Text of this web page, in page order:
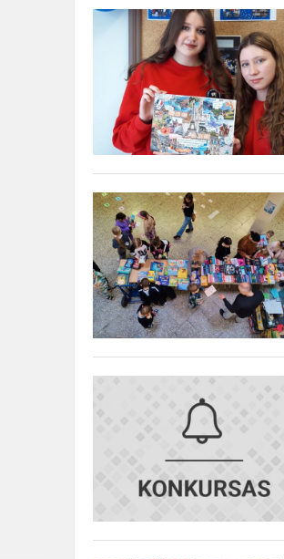
Respublikinis
prancūzų
kalbos
kūrybinis
konkursas
„Frankofo...
Knygų
mugė
gimnazijoje